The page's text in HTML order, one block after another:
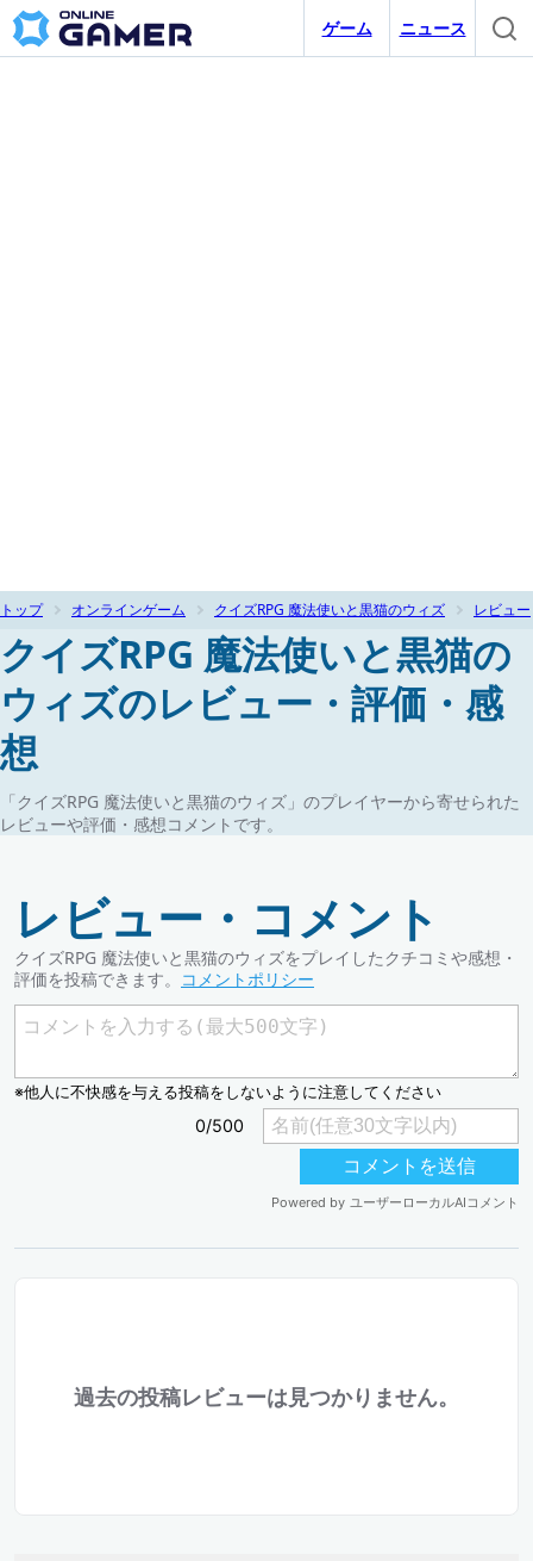
ゲーム ニュース
トップ オンラインゲーム クイズRPG 魔法使いと黒猫のウィズ レビュー
クイズRPG 魔法使いと黒猫の
ウィズのレビュー・評価・感
想
「クイズRPG 魔法使いと黒猫のウィズ」のプレイヤーから寄せられた
レビューや評価・感想コメントです。
レビュー・コメント
クイズRPG 魔法使いと黒猫のウィズをプレイしたクチコミや感想・
評価を投稿できます。 コメントポリシー
過去の投稿レビューは見つかりません。